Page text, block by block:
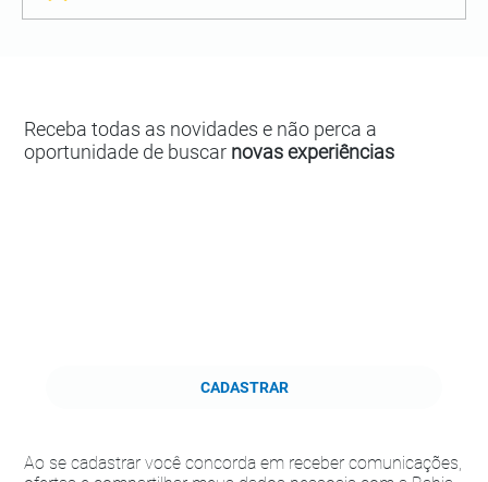
Receba todas as novidades e não perca a
oportunidade de buscar novas experiências
CADASTRAR
Ao se cadastrar você concorda em receber comunicações,